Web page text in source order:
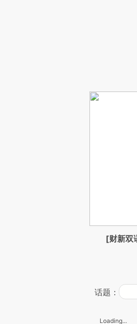
[财新双
话题：
Loading...